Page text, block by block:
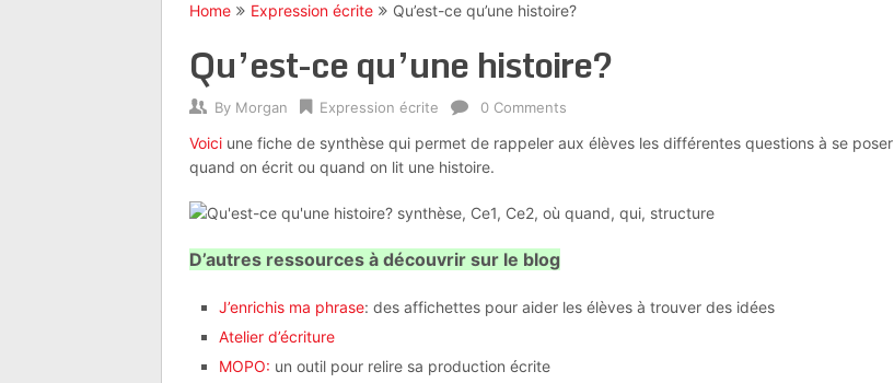
Home Expression écrite Qu’est-ce qu’une histoire?
Qu’est-ce qu’une histoire?
By Morgan Expression écrite 0 Comments
Voici une fiche de synthèse qui permet de rappeler aux élèves les différentes questions à se poser
quand on écrit ou quand on lit une histoire.
D’autres ressources à découvrir sur le blog
J’enrichis ma phrase: des affichettes pour aider les élèves à trouver des idées
Atelier d’écriture
MOPO: un outil pour relire sa production écrite